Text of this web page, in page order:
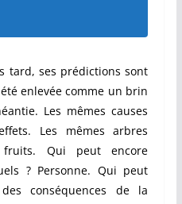
tard, ses prédictions sont
enlevée comme un brin
Les mêmes causes
Les mêmes arbres
fruits. Qui peut encore
? Personne. Qui peut
conséquences de la